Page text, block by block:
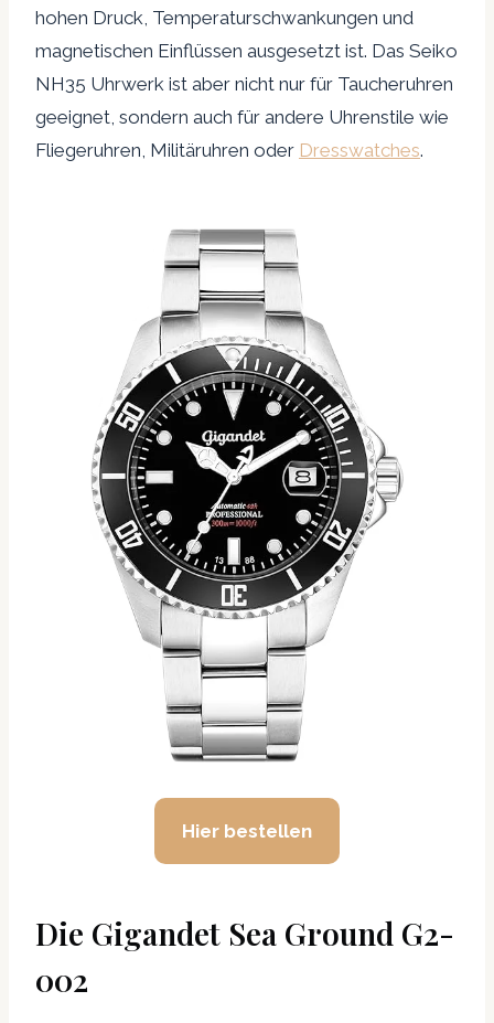
hohen Druck, Temperaturschwankungen und
magnetischen Einflüssen ausgesetzt ist. Das Seiko
NH35 Uhrwerk ist aber nicht nur für Taucheruhren
geeignet, sondern auch für andere Uhrenstile wie
Fliegeruhren, Militäruhren oder Dresswatches.
Hier bestellen
Die Gigandet Sea Ground G2-
002